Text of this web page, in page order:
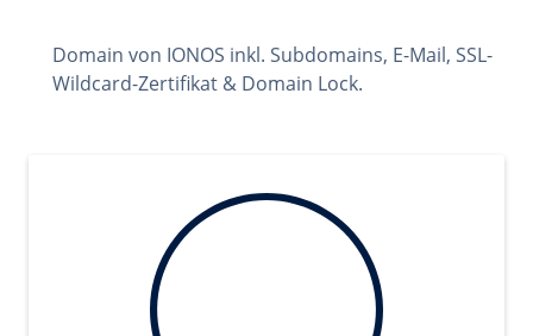
Domain von IONOS inkl. Subdomains, E-Mail, SSL-
Wildcard-Zertifikat & Domain Lock.